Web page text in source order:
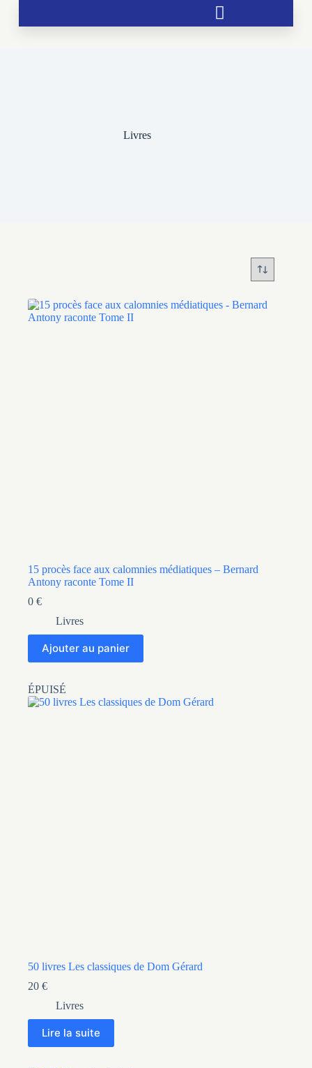
Livres
15 procès face aux calomnies médiatiques – Bernard
Antony raconte Tome II
0 €
Livres
Ajouter au panier
ÉPUISÉ
50 livres Les classiques de Dom Gérard
20 €
Livres
Lire la suite